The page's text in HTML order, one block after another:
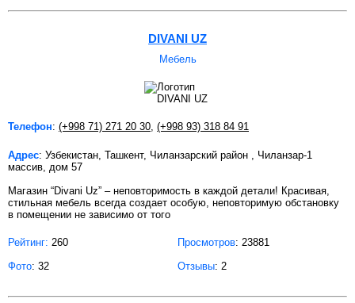
DIVANI UZ
Мебель
Телефон: (+998 71) 271 20 30, (+998 93) 318 84 91
Адрес: Узбекистан, Ташкент, Чиланзарский район , Чиланзар-1
массив, дом 57
Магазин “Divani Uz” – неповторимость в каждой детали! Красивая,
стильная мебель всегда создает особую, неповторимую обстановку
в помещении не зависимо от того
Рейтинг: 260 Просмотров: 23881
Фото: 32 Отзывы: 2